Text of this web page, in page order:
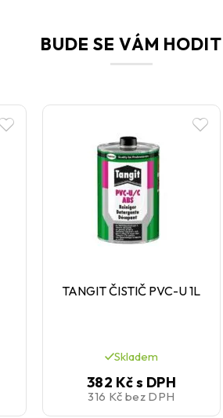
BUDE SE VÁM HODIT
TANGIT ČISTIČ PVC-U 1L
Skladem
382 Kčs DPH
316 Kč bez DPH